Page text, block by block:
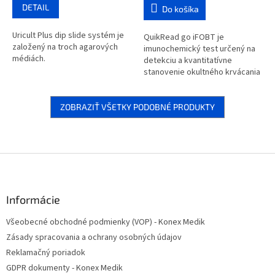
DETAIL
Uricult Plus dip slide systém je
založený na troch agarových
médiách.
Do košíka
QuikRead go iFOBT je
imunochemický test určený na
detekciu a kvantitatívne
stanovenie okultného krvácania
prípadoch suspektného
krvácania z dolnej...
ZOBRAZIŤ VŠETKY PODOBNÉ PRODUKTY
Informácie
Všeobecné obchodné podmienky (VOP) - Konex Medik
Zásady spracovania a ochrany osobných údajov
Reklamačný poriadok
GDPR dokumenty - Konex Medik